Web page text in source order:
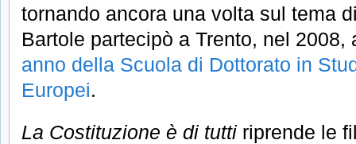
tornando ancora una volta sul tema
Bartole partecipò a Trento, nel 2008,
anno della Scuola di Dottorato in
Europei.
La Costituzione è di tutti riprende le